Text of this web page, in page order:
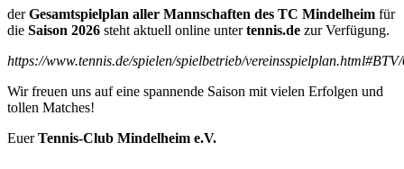
derGesamtspielplan aller Mannschaften des TC Mindelheim für
die Saison 2026 steht aktuell online untertennis.de zur Verfügung.
https://www.tennis.de/spielen/spielbetrieb/
Wir freuen uns auf eine spannende Saison mit vielen Erfolgen und
tollen Matches!
EuerTennis-Club Mindelheim e.V.